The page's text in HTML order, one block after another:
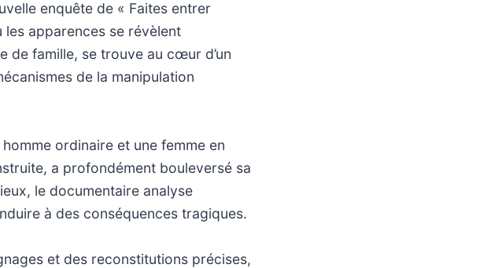
enquête de « Faites entrer
les apparences se révèlent
de famille, se trouve au cœur d’un
de la manipulation
ordinaire et une femme en
a profondément bouleversé sa
le documentaire analyse
à des conséquences tragiques.
et des reconstitutions précises,